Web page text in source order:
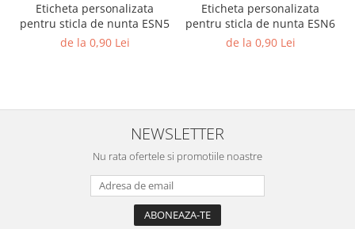
Eticheta personalizata
pentru sticla de nunta ESN5
de la 0,90 Lei
Eticheta personalizata
pentru sticla de nunta ESN6
de la 0,90 Lei
NEWSLETTER
Nu rata ofertele si promotiile noastre